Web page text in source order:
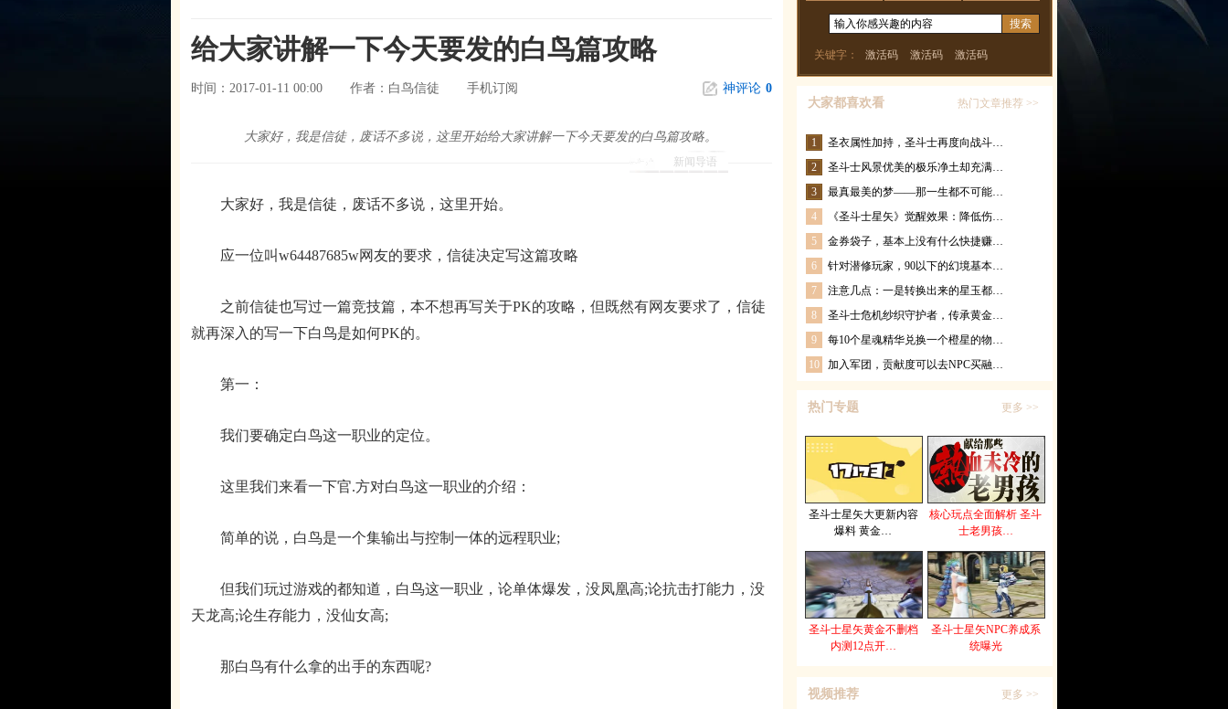
关键字： 激活码 激活码 激活码
大家都喜欢看
1
圣衣属性加持，圣斗士再度向战斗…
2
圣斗士风景优美的极乐净土却充满…
3
最真最美的梦——那一生都不可能…
4
《圣斗士星矢》觉醒效果：降低伤…
5
金券袋子，基本上没有什么快捷赚…
6
针对潜修玩家，90以下的幻境基本…
7
注意几点：一是转换出来的星玉都…
8
圣斗士危机纱织守护者，传承黄金…
9
每10个星魂精华兑换一个橙星的物…
10
加入军团，贡献度可以去NPC买融…
热门文章推荐 >>
热门专题
圣斗士星矢大更新内容
爆料 黄金…
核心玩点全面解析 圣斗
士老男孩…
圣斗士星矢黄金不删档
内测12点开…
圣斗士星矢NPC养成系
统曝光
更多 >>
视频推荐 更多 >>
给大家讲解一下今天要发的白鸟篇攻略
时间：2017-01-11 00:00 作者： 白鸟信徒 手机订阅 神评论 0
新闻导语
大家好，我是信徒，废话不多说，这里开始给大家讲解一下今天要发的白鸟篇攻略。
大家好，我是信徒，废话不多说，这里开始。
应一位叫w64487685w网友的要求，信徒决定写这篇攻略
之前信徒也写过一篇竞技篇，本不想再写关于PK的攻略，但既然有网友要求了，信徒
就再深入的写一下白鸟是如何PK的。
第一：
我们要确定白鸟这一职业的定位。
这里我们来看一下官.方对白鸟这一职业的介绍：
简单的说，白鸟是一个集输出与控制一体的远程职业;
但我们玩过游戏的都知道，白鸟这一职业，论单体爆发，没凤凰高;论抗击打能力，没
天龙高;论生存能力，没仙女高;
那白鸟有什么拿的出手的东西呢?